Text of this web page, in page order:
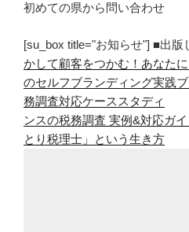
初めての県から問い合わせ
[su_box title="お知らせ"] ■出
かして顧客をつかむ！あなた
のセルフブランディング実践
務調査対応ケーススタディ
ンスの税務調査 実例&対応ガイ
とり税理士」という生き方 [/